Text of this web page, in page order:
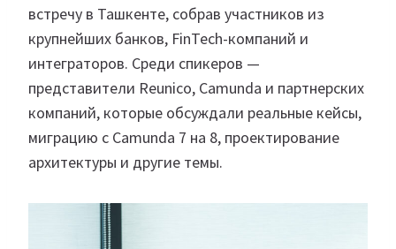
встречу в Ташкенте, собрав участников из
крупнейших банков, FinTech-компаний и
интеграторов. Среди спикеров —
представители Reunico, Camunda и партнерских
компаний, которые обсуждали реальные кейсы,
миграцию с Camunda 7 на 8, проектирование
архитектуры и другие темы.